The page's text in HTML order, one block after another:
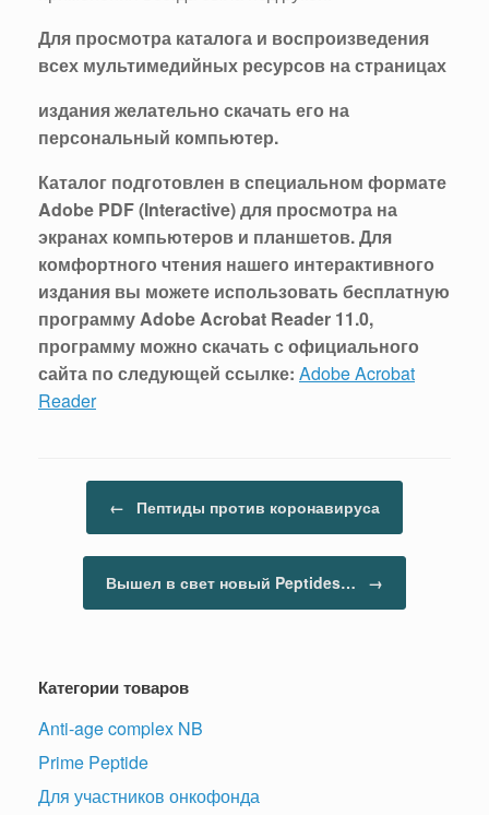
Для просмотра каталога и воспроизведения
всех мультимедийных ресурсов на страницах
издания желательно скачать его на
персональный компьютер.
Каталог подготовлен в специальном формате
Adobe PDF (Interactive) для просмотра на
экранах компьютеров и планшетов. Для
комфортного чтения нашего интерактивного
издания вы можете использовать бесплатную
программу Adobe Acrobat Reader 11.0,
программу можно скачать с официального
сайта по следующей ссылке: Adobe Acrobat
Reader
← Пептиды против коронавируса
Вышел в свет новый Peptides… →
Категории товаров
Anti-age complex NB
Prime Peptide
Для участников онкофонда